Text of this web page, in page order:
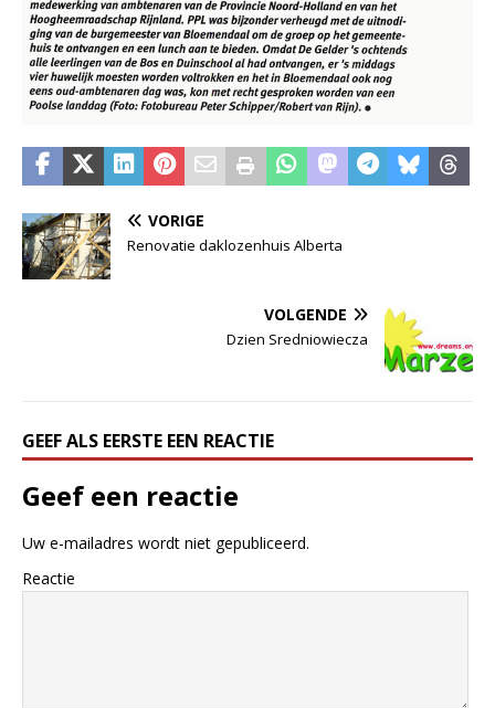
VORIGE
Renovatie daklozenhuis Alberta
VOLGENDE
Dzien Sredniowiecza
GEEF ALS EERSTE EEN REACTIE
Geef een reactie
Uw e-mailadres wordt niet gepubliceerd.
Reactie